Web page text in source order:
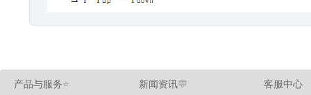
产品与服务⭐ 新闻资讯💬 客服中心